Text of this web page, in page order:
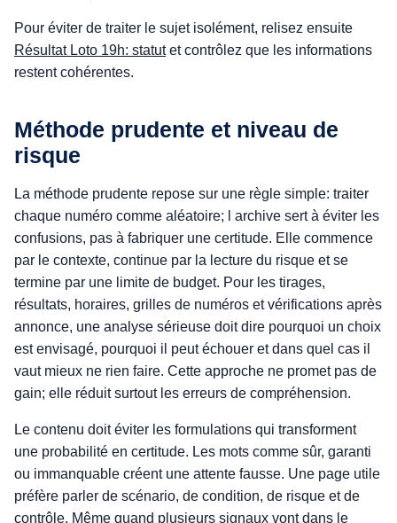
Pour éviter de traiter le sujet isolément, relisez ensuite
Résultat Loto 19h: statutet contrôlez que les informations
restent cohérentes.
Méthode prudente et niveau de
risque
La méthode prudente repose sur une règle simple: traiter
chaque numéro comme aléatoire; l archive sert à éviter les
confusions, pas à fabriquer une certitude. Elle commence
par le contexte, continue par la lecture du risque et se
termine par une limite de budget. Pour les tirages,
résultats, horaires, grilles de numéros et vérifications après
annonce, une analyse sérieuse doit dire pourquoi un choix
est envisagé, pourquoi il peut échouer et dans quel cas il
vaut mieux ne rien faire. Cette approche ne promet pas de
gain; elle réduit surtout les erreurs de compréhension.
Le contenu doit éviter les formulations qui transforment
une probabilité en certitude. Les mots comme sûr, garanti
ou immanquable créent une attente fausse. Une page utile
préfère parler de scénario, de condition, de risque et de
contrôle. Même quand plusieurs signaux vont dans le